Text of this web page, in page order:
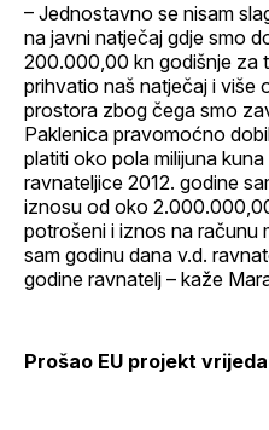
– Jednostavno se nisam
na javni natječaj gdje smo
200.000,00 kn godišnje za
prihvatio naš natječaj i više
prostora zbog čega smo
Paklenica pravomoćno
platiti oko pola milijuna
ravnateljice 2012. godine
iznosu od oko
potrošeni i iznos na računu
sam godinu dana v.d.
godine ravnatelj – kaže
Prošao EU projekt